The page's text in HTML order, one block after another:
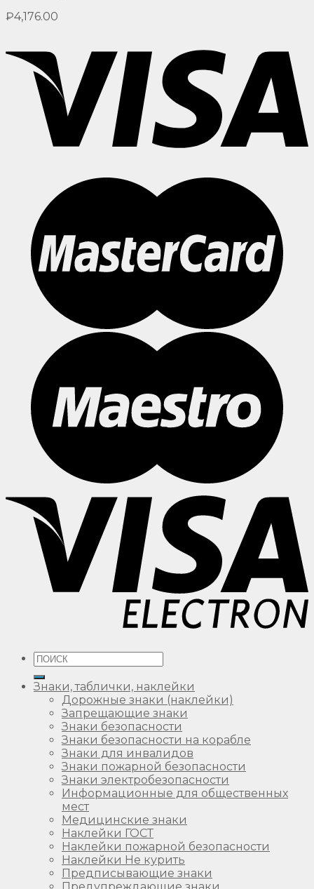
₽4,176.00
Искать:
Знаки, таблички, наклейки
Дорожные знаки (наклейки)
Запрещающие знаки
Знаки безопасности
Знаки безопасности на корабле
Знаки для инвалидов
Знаки пожарной безопасности
Знаки электробезопасности
Информационные для общественных
мест
Медицинские знаки
Наклейки ГОСТ
Наклейки пожарной безопасности
Наклейки Не курить
Предписывающие знаки